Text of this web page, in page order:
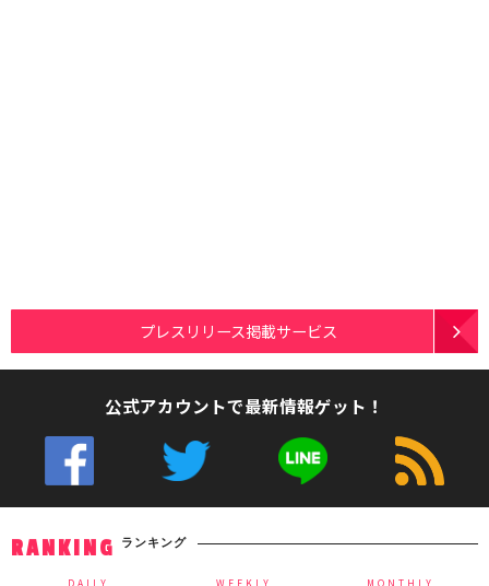
プレスリリース掲載サービス
公式アカウントで最新情報ゲット！
RANKING ランキング
DAILY WEEKLY MONTHLY